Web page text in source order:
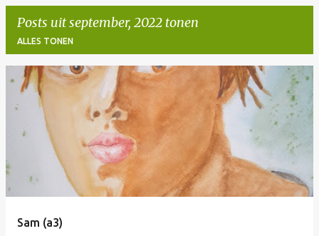
Posts uit september, 2022 tonen
ALLES TONEN
s
Sam (a3)